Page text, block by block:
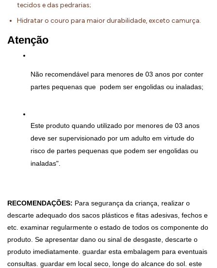
tecidos e das pedrarias;
Hidratar o couro para maior durabilidade, exceto camurça.
Atenção
Não recomendável para menores de 03 anos por conter
partes pequenas que  podem ser engolidas ou inaladas;
Este produto quando utilizado por menores de 03 anos
deve ser supervisionado por um adulto em virtude do
risco de partes pequenas que podem ser engolidas ou
inaladas".
RECOMENDAÇÕES: Para segurança da criança, realizar o
descarte adequado dos sacos plásticos e fitas adesivas, fechos e
etc. examinar regularmente o estado de todos os componente do
produto. Se apresentar dano ou sinal de desgaste, descarte o
produto imediatamente. guardar esta embalagem para eventuais
consultas. guardar em local seco, longe do alcance do sol. este